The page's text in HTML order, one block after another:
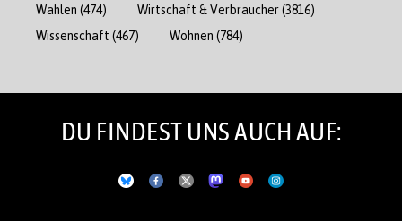
Wahlen (474) Wirtschaft & Verbraucher(3816)
Wissenschaft (467) Wohnen (784)
DU FINDEST UNS AUCH AUF: